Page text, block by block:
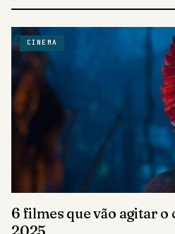
CINEMA
6 filmes que vão agitar o